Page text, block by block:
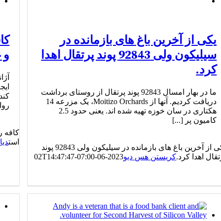
یکی از آخرین باغ های بازمانده در
سیلیکون ولی 92843 پوند پرتقال اهدا
کرد.
ما در بهار امسال 92843 پوند پرتقال از روستای برداشت
دریافت کردیم. آنها از Moitizo Orchards، یک مزرعه 14
هکتاری در سان خوزه تهیه شده اند. یعنی حدود 2.5
کامیون پر [...]
یکی از آخرین باغ های بازمانده در سیلیکون ولی 92843 پوند
اهدا کرد.کریستن هس دیو2023-06-02T14:47:47-07:00
و
کافه
است